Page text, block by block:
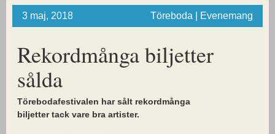
3 maj, 2018 Töreboda | Evenemang
Rekordmånga biljetter
sålda
Törebodafestivalen har sålt rekordmånga
biljetter tack vare bra artister.